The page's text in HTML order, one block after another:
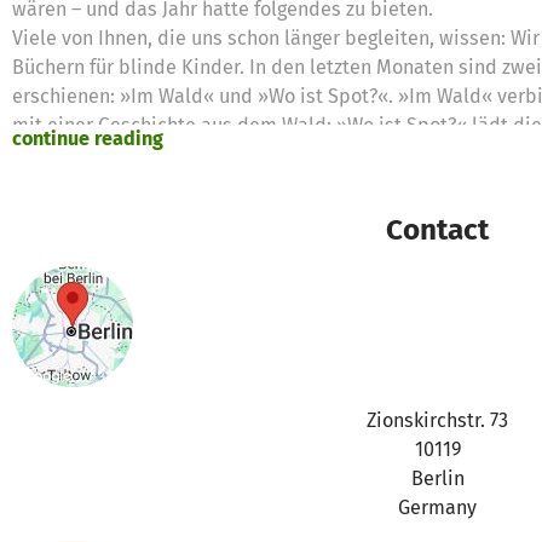
wären – und das Jahr hatte folgendes zu bieten.
Viele von Ihnen, die uns schon länger begleiten, wissen:
Büchern für blinde Kinder. In den letzten Monaten sind
erschienen: »Im Wald« und »Wo ist Spot?«. »Im Wald«
mit einer Geschichte aus dem Wald; »Wo ist Spot?« lädt
kleinen ausgebüxten Hund Spot in den Seiten des Buches
Unsere Mobilitätstrainings mit Juan Ruiz konnten wir in
weitere deutsche Städte ausweiten: Stuttgart, Frankfurt/
lernen die Teilnehmenden, sich selbstständiger durch die
Umgebungen sicherer zurechtzufinden.
Für Jugendliche ab zwölf Jahren fördern wir mit Ihrer
professionellen Tänzerin Cara Rother geleitet werden und
sehbehinderte Jugendliche richten. Im Mittelpunkt steht
körperlicher Freiheit – Elemente aus Modern Dance,
Darüber hinaus haben wir mit dem Berliner Blinzelclub
continue reading
Contact
Zionskirchstr. 73
10119
Berlin
Germany